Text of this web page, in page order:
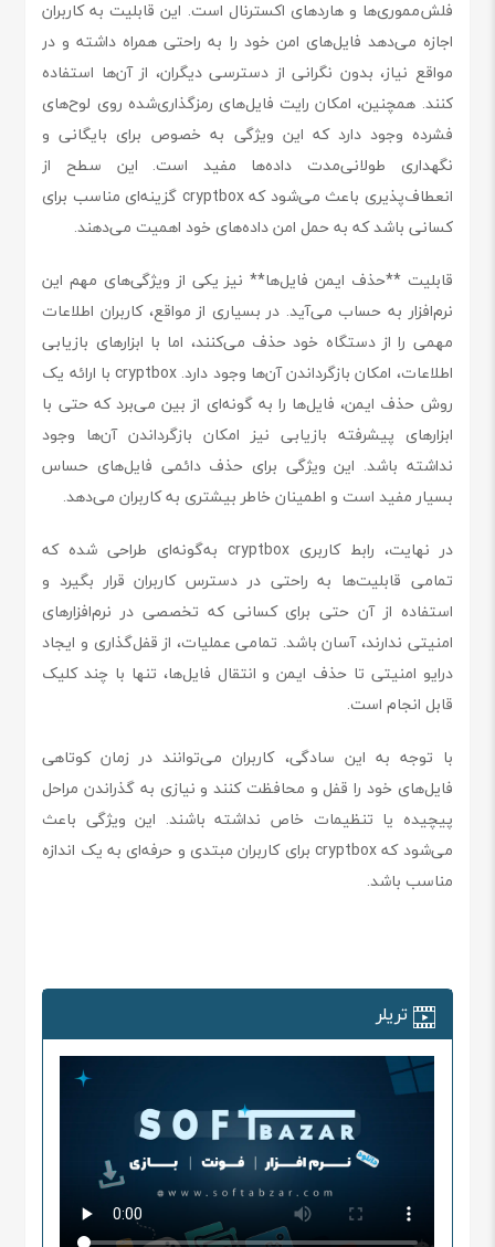
فلش‌مموری‌ها و هاردهای اکسترنال است. این قابلیت به کاربران
اجازه می‌دهد فایل‌های امن خود را به راحتی همراه داشته و در
مواقع نیاز، بدون نگرانی از دسترسی دیگران، از آن‌ها استفاده
کنند. همچنین، امکان رایت فایل‌های رمزگذاری‌شده روی لوح‌های
فشرده وجود دارد که این ویژگی به خصوص برای بایگانی و
نگهداری طولانی‌مدت داده‌ها مفید است. این سطح از
انعطاف‌پذیری باعث می‌شود که cryptbox گزینه‌ای مناسب برای
کسانی باشد که به حمل امن داده‌های خود اهمیت می‌دهند.
قابلیت **حذف ایمن فایل‌ها** نیز یکی از ویژگی‌های مهم این
نرم‌افزار به حساب می‌آید. در بسیاری از مواقع، کاربران اطلاعات
مهمی را از دستگاه خود حذف می‌کنند، اما با ابزارهای بازیابی
اطلاعات، امکان بازگرداندن آن‌ها وجود دارد. cryptbox با ارائه یک
روش حذف ایمن، فایل‌ها را به گونه‌ای از بین می‌برد که حتی با
ابزارهای پیشرفته بازیابی نیز امکان بازگرداندن آن‌ها وجود
نداشته باشد. این ویژگی برای حذف دائمی فایل‌های حساس
بسیار مفید است و اطمینان خاطر بیشتری به کاربران می‌دهد.
در نهایت، رابط کاربری cryptbox به‌گونه‌ای طراحی شده که
تمامی قابلیت‌ها به راحتی در دسترس کاربران قرار بگیرد و
استفاده از آن حتی برای کسانی که تخصصی در نرم‌افزارهای
امنیتی ندارند، آسان باشد. تمامی عملیات، از قفل‌گذاری و ایجاد
درایو امنیتی تا حذف ایمن و انتقال فایل‌ها، تنها با چند کلیک
قابل انجام است.
با توجه به این سادگی، کاربران می‌توانند در زمان کوتاهی
فایل‌های خود را قفل و محافظت کنند و نیازی به گذراندن مراحل
پیچیده یا تنظیمات خاص نداشته باشند. این ویژگی باعث
می‌شود که cryptbox برای کاربران مبتدی و حرفه‌ای به یک اندازه
مناسب باشد.
تریلر